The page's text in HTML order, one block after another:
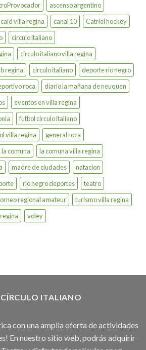
ascenso argentino
caid villa regina canal 10
Catriel hockey
circulo italiano
circulo italiano villa regina
regina círculo italiano
deporte rio negro
roca
diario la mañana de neuquen
eventos en villa regina
futbol círculo italiano
villa regina
general roca
la comuna
la comuna villa regina
madre de ciudades
natacion
rio negro deportes
teatro
regional amateur
turismo villa regina
voley
ITALIANO
con una amplia oferta de actividades
En nuestro sitio web, podrás adquirir